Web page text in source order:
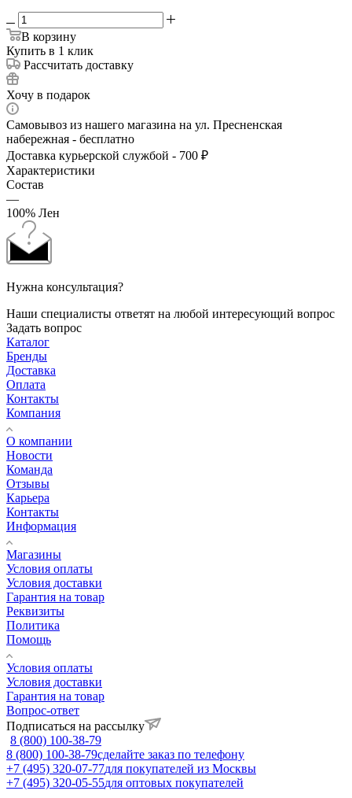
В корзину
Купить в 1 клик
Рассчитать доставку
Хочу в подарок
Самовывоз из нашего магазина на ул. Пресненская
набережная - бесплатно
Доставка курьерской службой - 700 ₽
Характеристики
Состав
—
100% Лен
Нужна консультация?
Наши специалисты ответят на любой интересующий вопрос
Задать вопрос
Каталог
Бренды
Доставка
Оплата
Контакты
Компания
О компании
Новости
Команда
Отзывы
Карьера
Контакты
Информация
Магазины
Условия оплаты
Условия доставки
Гарантия на товар
Реквизиты
Политика
Помощь
Условия оплаты
Условия доставки
Гарантия на товар
Вопрос-ответ
Подписаться на рассылку
8 (800) 100-38-79
8 (800) 100-38-79сделайте заказ по телефону
+7 (495) 320-07-77для покупателей из Москвы
+7 (495) 320-05-55для оптовых покупателей